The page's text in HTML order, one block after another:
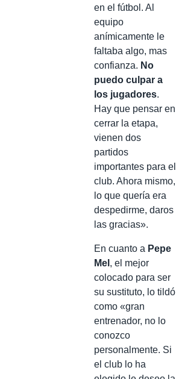
en el fútbol. Al
equipo
anímicamente le
faltaba algo, mas
confianza. No
puedo culpar a
los jugadores.
Hay que pensar en
cerrar la etapa,
vienen dos
partidos
importantes para el
club. Ahora mismo,
lo que quería era
despedirme, daros
las gracias».
En cuanto a Pepe
Mel , el mejor
colocado para ser
su sustituto, lo tildó
como «gran
entrenador, no lo
conozco
personalmente. Si
el club lo ha